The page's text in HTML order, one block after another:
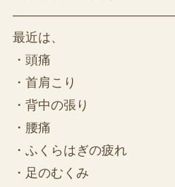
最近は、
・頭痛
・首肩こり
・背中の張り
・腰痛
・ふくらはぎの疲れ
・足のむくみ